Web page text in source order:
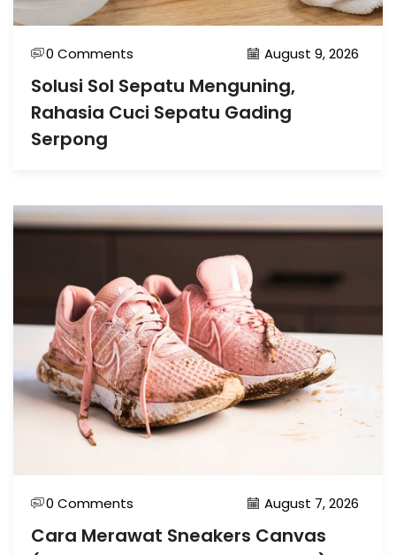
August 9, 2026
0 Comments
Solusi Sol Sepatu Menguning,
Rahasia Cuci Sepatu Gading
Serpong
August 7, 2026
0 Comments
Cara Merawat Sneakers Canvas